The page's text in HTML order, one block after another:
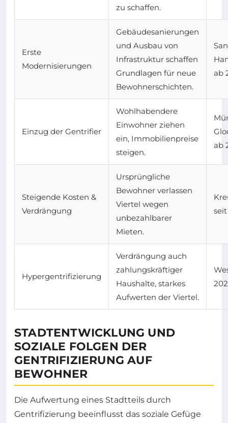
zu schaffen.
Erste
Modernisierungen
Gebäudesanierungen
und Ausbau von
Infrastruktur schaffen
Grundlagen für neue
Bewohnerschichten.
ab
Einzug der Gentrifier
Wohlhabendere
Einwohner ziehen
ein, Immobilienpreise
steigen.
ab
Steigende Kosten &
Verdrängung
Ursprüngliche
Bewohner verlassen
Viertel wegen
unbezahlbarer
Mieten.
seit
Hypergentrifizierung
Verdrängung auch
zahlungskräftiger
Haushalte, starkes
Aufwerten der Viertel.
STADTENTWICKLUNG UND
SOZIALE FOLGEN DER
GENTRIFIZIERUNG AUF
BEWOHNER
Die Aufwertung eines Stadtteils durch
Gentrifizierung beeinflusst das soziale Gefüge